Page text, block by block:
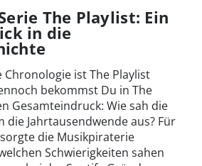
The Playlist: Ein
in die
Chronologie ist The Playlist
bekommst Du in The
Gesamteindruck: Wie sah die
die Jahrtausendwende aus? Für
die Musikpiraterie
Schwierigkeiten sahen